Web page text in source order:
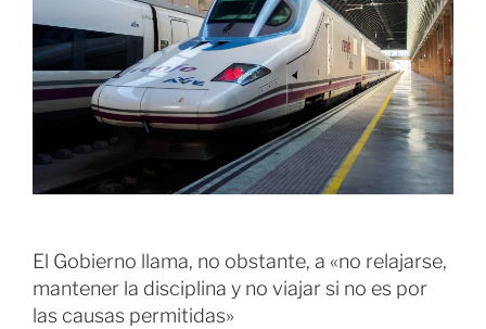
El Gobierno llama, no obstante, a «no relajarse,
mantener la disciplina y no viajar si no es por
las causas permitidas»